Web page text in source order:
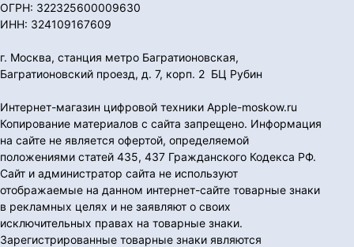
ОГРН: 322325600009630
ИНН: 324109167609
г. Москва, станция метро Багратионовская,
Багратионовский проезд, д. 7, корп. 2 БЦ Рубин
Интернет-магазин цифровой техники Apple-moskow.ru
Копирование материалов с сайта запрещено. Информация
на сайте не является офертой, определяемой
положениями статей 435, 437 Гражданского Кодекса РФ.
Сайт и администратор сайта не используют
отображаемые на данном интернет-сайте товарные знаки
в рекламных целях и не заявляют о своих
исключительных правах на товарные знаки.
Зарегистрированные товарные знаки являются